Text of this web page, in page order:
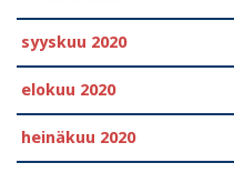
syyskuu 2020
elokuu 2020
heinäkuu 2020